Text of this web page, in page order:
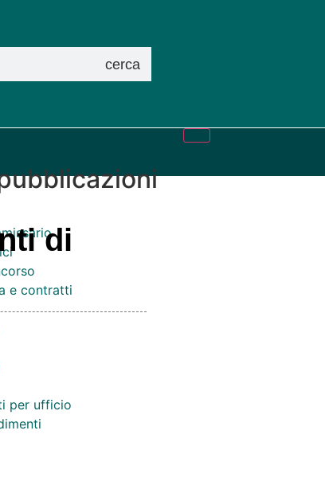
cerca
e contratti
per ufficio
di